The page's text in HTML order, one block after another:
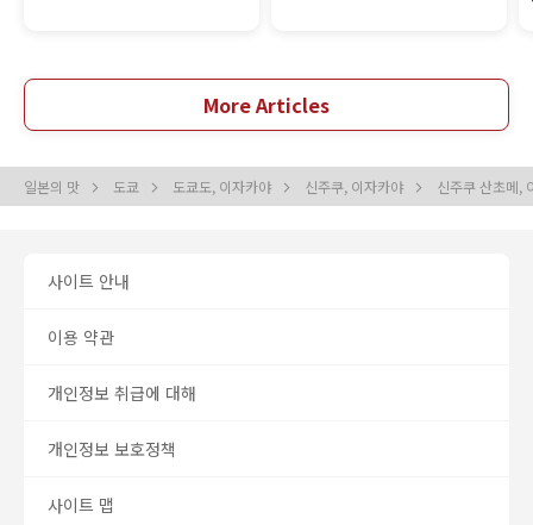
More Articles
일본의 맛 도쿄 도쿄도, 이자카야 신주쿠, 이자카야 신주쿠 산초메,
사이트 안내
이용 약관
개인정보 취급에 대해
개인정보 보호정책
사이트 맵